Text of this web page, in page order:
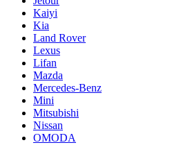
Kaiyi
Kia
Land Rover
Lexus
Lifan
Mazda
Mercedes-Benz
Mini
Mitsubishi
Nissan
OMODA